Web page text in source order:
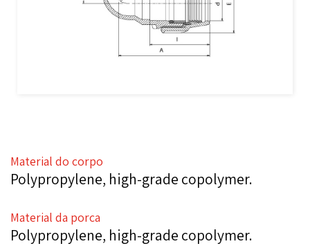
Material do corpo
Polypropylene, high-grade copolymer.
Material da porca
Polypropylene, high-grade copolymer.